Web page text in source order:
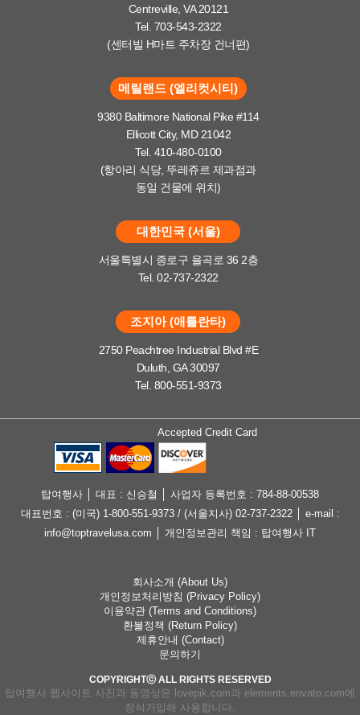
Centreville, VA 20121
Tel. 703-543-2322
(센터빌 H마트 주차장 건너편)
메릴랜드 (엘리컷시티)
9380 Baltimore National Pike #114
Ellicott City, MD 21042
Tel. 410-480-0100
(항아리 식당, 뚜레쥬르 제과점과
동일 건물에 위치)
대한민국 (서울)
서울특별시 종로구 율곡로 36 2층
Tel. 02-737-2322
조지아 (애틀란타)
2750 Peachtree Industrial Blvd #E
Duluth, GA 30097
Tel. 800-551-9373
Accepted Credit Card
탑여행사 │ 대표 : 신승철 │ 사업자 등록번호 : 784-88-00538
대표번호 : (미국) 1-800-551-9373 / (서울지사) 02-737-2322 │ e-mail :
info@toptravelusa.com │ 개인정보관리 책임 : 탑여행사 IT
회사소개 (About Us)
개인정보처리방침 (Privacy Policy)
이용약관 (Terms and Conditions)
환불정책 (Return Policy)
제휴안내 (Contact)
문의하기
COPYRIGHTⓒ ALL RIGHTS RESERVED
탑여행사 웹사이트 사진과 동영상은 lovepik.com과 elements.envato.com에
정식가입해 사용합니다.